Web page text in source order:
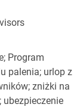
Program
palenia; urlop z
zniżki na